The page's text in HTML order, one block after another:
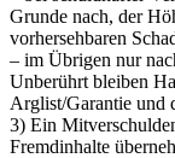
Grunde nach, der
vorhersehbaren
– im Übrigen nur
Unberührt bleiben
Arglist/Garantie und
3) Ein
Fremdinhalte